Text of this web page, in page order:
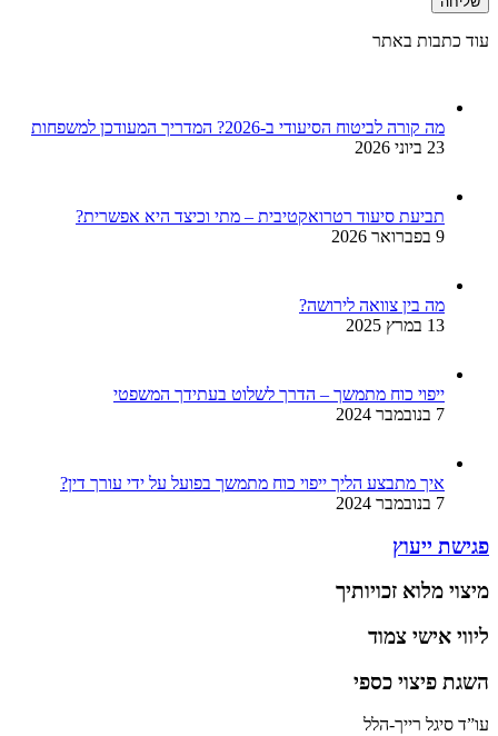
עוד כתבות באתר
מה קורה לביטוח הסיעודי ב-2026? המדריך המעודכן למשפחות
23 ביוני 2026
תביעת סיעוד רטרואקטיבית – מתי וכיצד היא אפשרית?
9 בפברואר 2026
מה בין צוואה לירושה?
13 במרץ 2025
ייפוי כוח מתמשך – הדרך לשלוט בעתידך המשפטי
7 בנובמבר 2024
איך מתבצע הליך ייפוי כוח מתמשך בפועל על ידי עורך דין?
7 בנובמבר 2024
פגישת ייעוץ
מיצוי מלוא זכויותיך
ליווי אישי צמוד
השגת פיצוי כספי
עו”ד סיגל רייך-הלל